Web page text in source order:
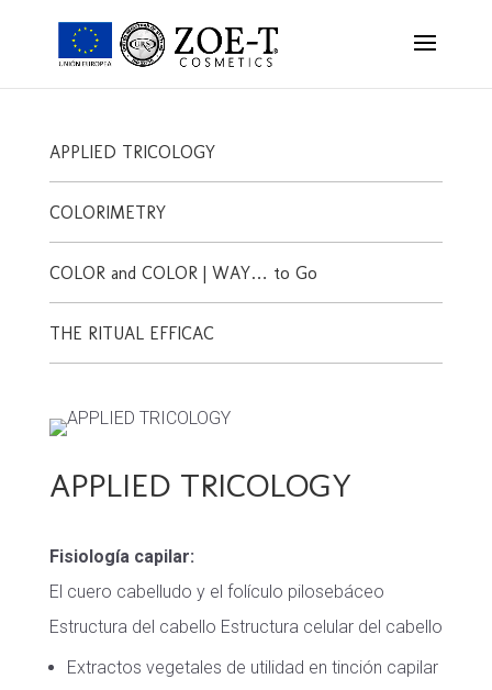
APPLIED TRICOLOGY
COLORIMETRY
COLOR and COLOR | WAY… to Go
THE RITUAL EFFICAC
APPLIED TRICOLOGY
Fisiología capilar:
El cuero cabelludo y el folículo pilosebáceo
Estructura del cabello Estructura celular del cabello
Extractos vegetales de utilidad en tinción capilar